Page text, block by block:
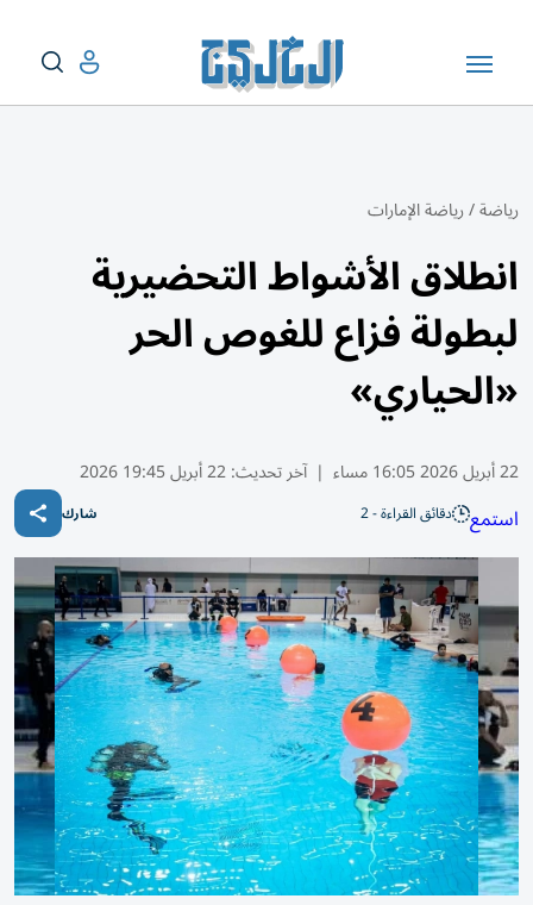
رياضة/رياضة الإمارات
انطلاق الأشواط التحضيرية
لبطولة فزاع للغوص الحر
«الحياري»
22 أبريل 2026 16:05 مساء | آخر تحديث:22 أبريل 19:45 2026
استمع دقائق القراءة - 2 شارك